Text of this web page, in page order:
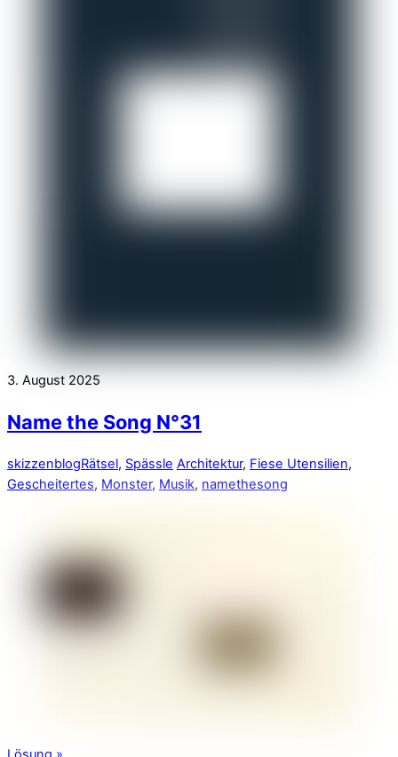
3. August 2025
Name the Song N°31
skizzenblogRätsel, Spässle Architektur, Fiese Utensilien,
Gescheitertes, Monster, Musik, namethesong